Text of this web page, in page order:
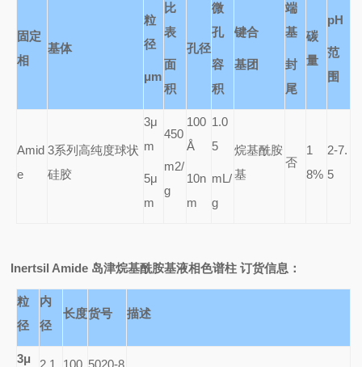
固定
相
基体
粒
径
μm
比
表
面
积
孔径
微
孔
容
积
键合
基团
端
基
封
尾
碳
量
pH
范
围
Amid
e
3系列高纯度球状
硅胶
3μ
m
5μ
m
450
m2/
g
100
Å
10n
m
1.0
5
mL/
g
烷基酰胺
基
否
1
8%
2-7.
5
Inertsil Amide 岛津烷基酰胺基液相色谱柱 订货信息：
粒
径
内
径
长度货号 描述
3μ 2.1 100 5020-8